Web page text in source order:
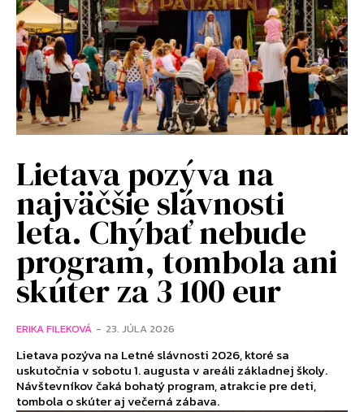
Lietava pozýva na
najväčšie slávnosti
leta. Chýbať nebude
program, tombola ani
skúter za 3 100 eur
ERIKA FILEKOVÁ - 23. JÚLA 2026
Lietava pozýva na Letné slávnosti 2026, ktoré sa
uskutočnia v sobotu 1. augusta v areáli základnej školy.
Návštevníkov čaká bohatý program, atrakcie pre deti,
tombola o skúter aj večerná zábava.